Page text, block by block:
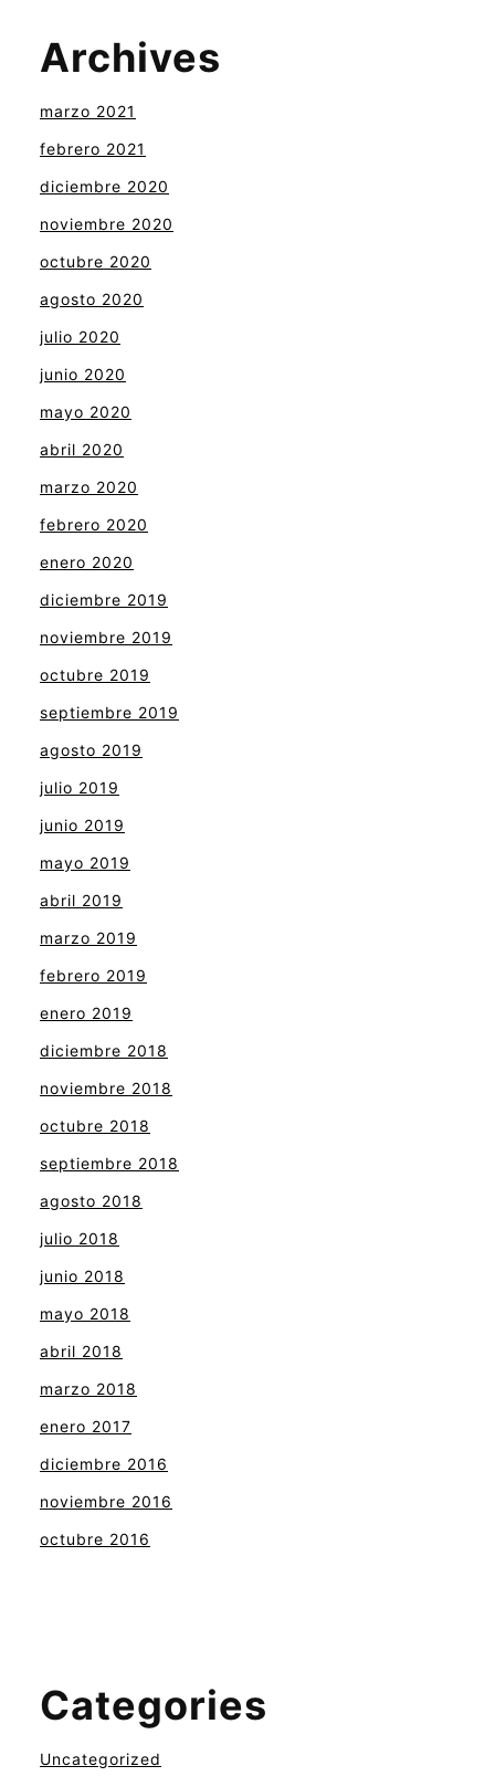
Archives
marzo 2021
febrero 2021
diciembre 2020
noviembre 2020
octubre 2020
agosto 2020
julio 2020
junio 2020
mayo 2020
abril 2020
marzo 2020
febrero 2020
enero 2020
diciembre 2019
noviembre 2019
octubre 2019
septiembre 2019
agosto 2019
julio 2019
junio 2019
mayo 2019
abril 2019
marzo 2019
febrero 2019
enero 2019
diciembre 2018
noviembre 2018
octubre 2018
septiembre 2018
agosto 2018
julio 2018
junio 2018
mayo 2018
abril 2018
marzo 2018
enero 2017
diciembre 2016
noviembre 2016
octubre 2016
Categories
Uncategorized